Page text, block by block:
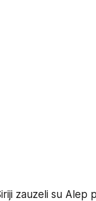
zauzeli su Alep